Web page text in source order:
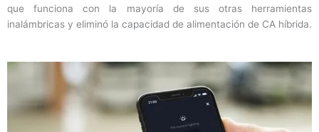
que funciona con la mayoría de sus otras herramientas
inalámbricas y eliminó la capacidad de alimentación de CA híbrida.